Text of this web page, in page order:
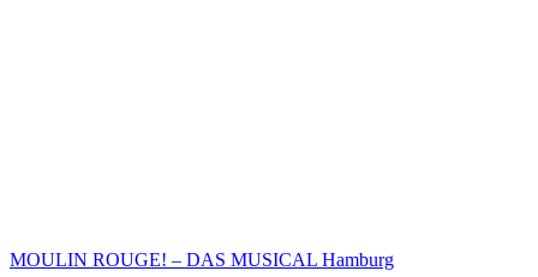
MOULIN ROUGE! – DAS MUSICAL Hamburg